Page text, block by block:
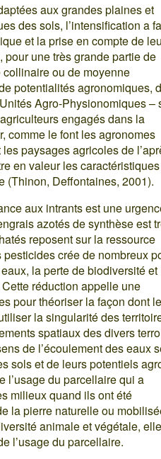
aux grandes plaines et
des sols, l’intensification a
et la prise en compte de
pour une très grande partie de
collinaire ou de moyenne
potentialités agronomiques,
Agro-Physionomiques –
engagés dans la
comme le font les agronomes
paysages agricoles de
en valeur les
(Thinon, Deffontaines, 2001).
aux intrants est une
azotés de synthèse est
reposent sur la ressource
crée de nombreux
la perte de biodiversité et
réduction appelle une
pour théoriser la façon dont
la singularité des
spatiaux des divers
de l’écoulement des eaux
sols et de leurs potentiels
l’usage du parcellaire qui a
milieux quand ils ont été
la pierre naturelle ou
animale et végétale,
l’usage du parcellaire.